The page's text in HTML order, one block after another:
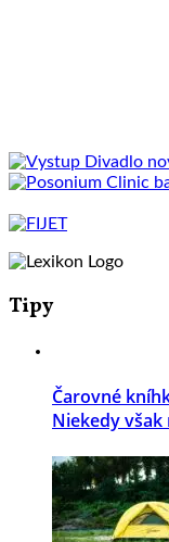
Tipy
Čarovné
Niekedy